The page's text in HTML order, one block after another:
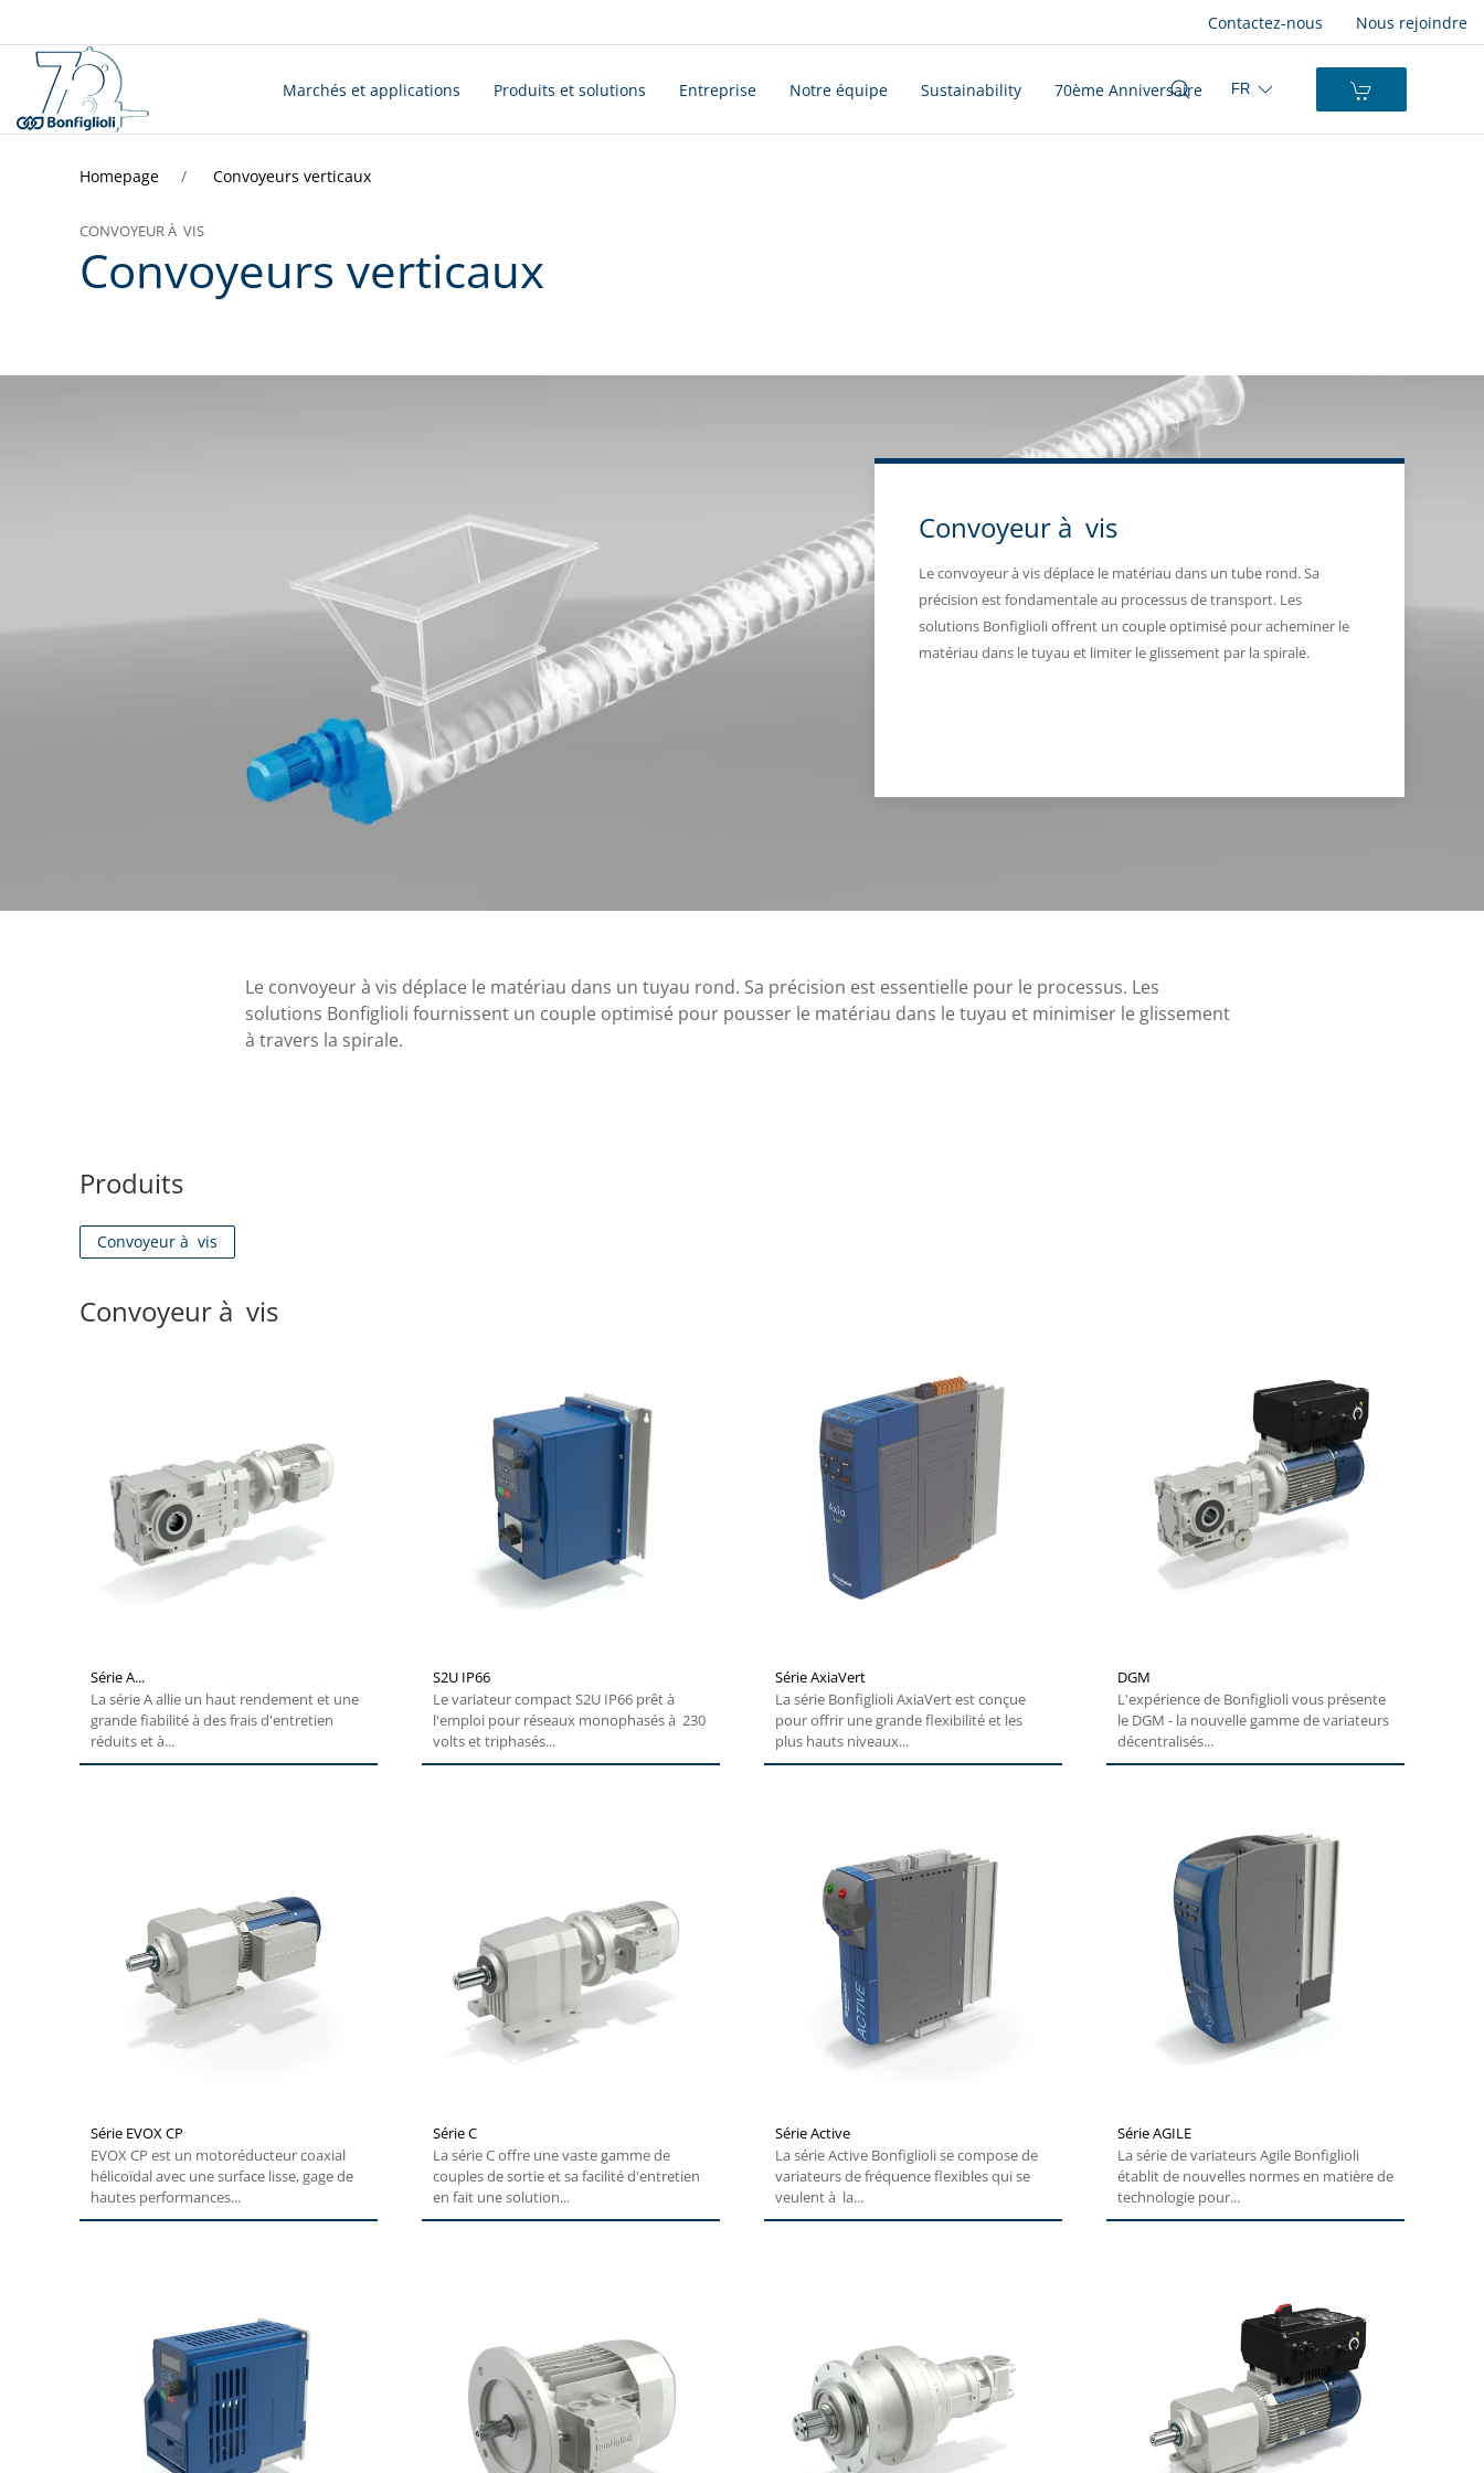
Contactez-nous Nous rejoindre
Marchés et applications Produits et solutions Entreprise Notre équipe Sustainability 70ème Anniversaire FR
Homepage Convoyeurs verticaux
CONVOYEUR À VIS
Convoyeurs verticaux
Convoyeur à vis
Le convoyeur à vis déplace le matériau dans un tube rond. Sa
précision est fondamentale au processus de transport. Les
solutions Bonfiglioli offrent un couple optimisé pour acheminer le
matériau dans le tuyau et limiter le glissement par la spirale.
Le convoyeur à vis déplace le matériau dans un tuyau rond. Sa précision est essentielle pour le processus. Les
solutions Bonfiglioli fournissent un couple optimisé pour pousser le matériau dans le tuyau et minimiser le glissement
à travers la spirale.
Produits
Convoyeur à vis
Convoyeur à vis
Série A...
La série A allie un haut rendement et une
grande fiabilité à des frais d'entretien
réduits et à...
S2U IP66
Le variateur compact S2U IP66 prêt à
l'emploi pour réseaux monophasés à 230
volts et triphasés...
Série AxiaVert
La série Bonfiglioli AxiaVert est conçue
pour offrir une grande flexibilité et les
plus hauts niveaux...
DGM
L'expérience de Bonfiglioli vous présente
le DGM - la nouvelle gamme de variateurs
décentralisés...
Série EVOX CP
EVOX CP est un motoréducteur coaxial
hélicoïdal avec une surface lisse, gage de
hautes performances...
Série C
La série C offre une vaste gamme de
couples de sortie et sa facilité d'entretien
en fait une solution...
Série Active
La série Active Bonfiglioli se compose de
variateurs de fréquence flexibles qui se
veulent à la...
Série AGILE
La série de variateurs Agile Bonfiglioli
établit de nouvelles normes en matière de
technologie pour...